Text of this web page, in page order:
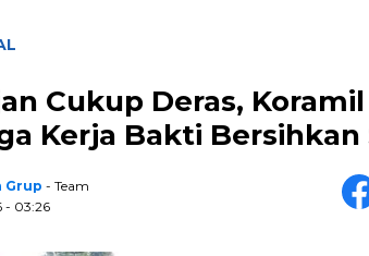
Cukup Deras,
Kerja Bakti Bersihkan
Grup - Team
- 03:26